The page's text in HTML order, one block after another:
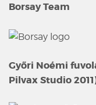
Borsay Team
Győri Noémi
Pilvax Studio